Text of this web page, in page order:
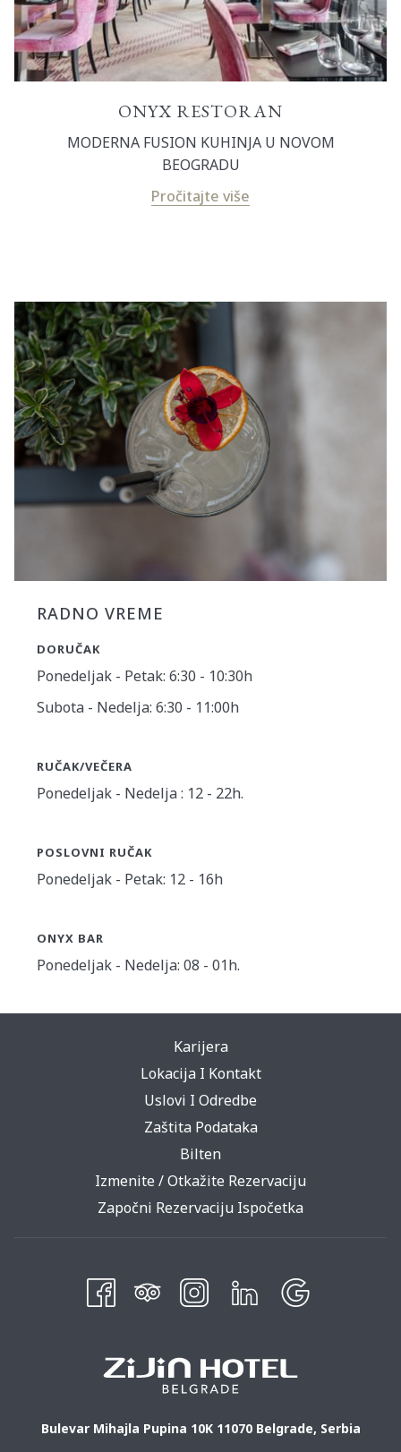
ONYX RESTORAN
MODERNA FUSION KUHINJA U NOVOM
BEOGRADU
Pročitajte više
RADNO VREME
DORUČAK
Ponedeljak - Petak: 6:30 - 10:30h
Subota - Nedelja: 6:30 - 11:00h
RUČAK/VEČERA
Ponedeljak - Nedelja : 12 - 22h.
POSLOVNI RUČAK
Ponedeljak - Petak: 12 - 16h
ONYX BAR
Ponedeljak - Nedelja: 08 - 01h.
Karijera
Lokacija I Kontakt
Uslovi I Odredbe
Zaštita Podataka
Bilten
Izmenite / Otkažite Rezervaciju
Započni Rezervaciju Ispočetka
Bulevar Mihajla Pupina 10K 11070 Belgrade, Serbia